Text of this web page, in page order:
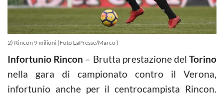
2) Rincon 9 milioni (Foto LaPresse/Marco )
Infortunio Rincon – Brutta prestazione delTorino
nella gara di campionato contro il Verona,
infortunio anche per il centrocampista Rincon.